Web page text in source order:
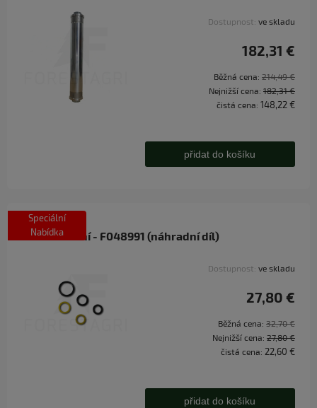
Dostupnost: ve skladu
182,31 €
Běžná cena: 214,49 €
Nejnižší cena: 182,31 €
čistá cena: 148,22 €
přidat do košíku
Sada těsnění - F048991 (náhradní díl)
Dostupnost: ve skladu
27,80 €
Běžná cena: 32,70 €
Nejnižší cena: 27,80 €
čistá cena: 22,60 €
přidat do košíku
Speciální
Nabídka